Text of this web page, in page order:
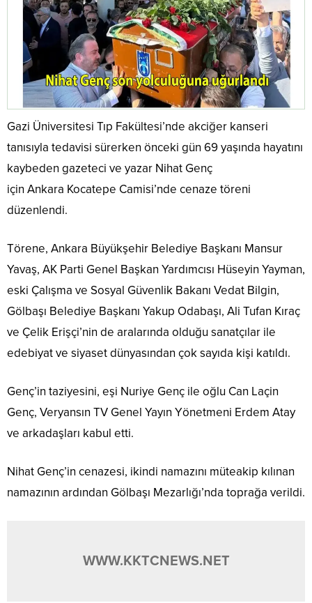
Gazi Üniversitesi Tıp Fakültesi’nde akciğer kanseri
tanısıyla tedavisi sürerken önceki gün 69 yaşında hayatını
kaybeden gazeteci ve yazar Nihat Genç
için Ankara Kocatepe Camisi’nde cenaze töreni
düzenlendi.
Törene, Ankara Büyükşehir Belediye Başkanı Mansur
Yavaş, AK Parti Genel Başkan Yardımcısı Hüseyin Yayman,
eski Çalışma ve Sosyal Güvenlik Bakanı Vedat Bilgin,
Gölbaşı Belediye Başkanı Yakup Odabaşı, Ali Tufan Kıraç
ve Çelik Erişçi’nin de aralarında olduğu sanatçılar ile
edebiyat ve siyaset dünyasından çok sayıda kişi katıldı.
Genç’in taziyesini, eşi Nuriye Genç ile oğlu Can Laçin
Genç, Veryansın TV Genel Yayın Yönetmeni Erdem Atay
ve arkadaşları kabul etti.
Nihat Genç’in cenazesi, ikindi namazını müteakip kılınan
namazının ardından Gölbaşı Mezarlığı’nda toprağa verildi.
WWW.KKTCNEWS.NET